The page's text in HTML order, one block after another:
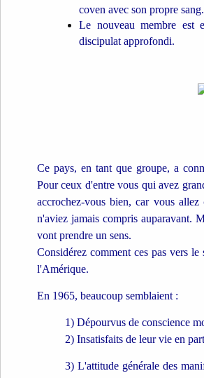
coven avec son propre sang.
Le nouveau membre est
discipulat approfondi.
Ce pays, en tant que groupe, a
Pour ceux d'entre vous qui avez
accrochez-vous bien, car vous
n'aviez jamais compris auparavant.
vont prendre un sens.
Considérez comment ces pas vers
l'Amérique.
En 1965, beaucoup semblaient :
1) Dépourvus de conscience
2) Insatisfaits de leur vie en
3) L'attitude générale des